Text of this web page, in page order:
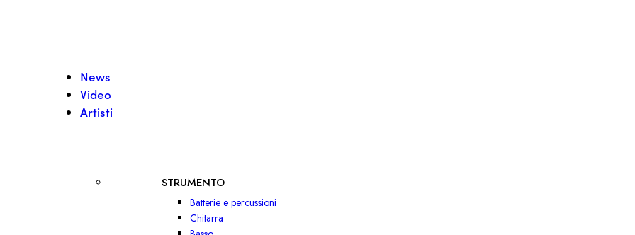
News
Video
Artisti
STRUMENTO
Batterie e percussioni
Chitarra